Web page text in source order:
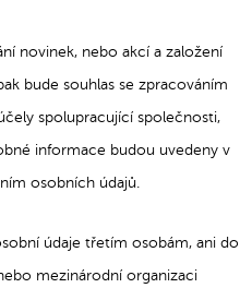
novinek, nebo akcí a založení
bude souhlas se zpracováním
spolupracující společnosti,
informace budou uvedeny v
osobních údajů.
údaje třetím osobám, ani do
mezinárodní organizaci